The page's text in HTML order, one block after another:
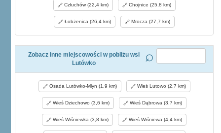
Człuchów (22,4 km) Chojnice (25,8 km)
Łobżenica (26,4 km) Mrocza (27,7 km)
Zobacz inne miejscowości w pobliżu wsi
Lutówko
Osada Lutówko-Młyn (1,9 km) Wieś Lutowo (2,7 km)
Wieś Dziechowo (3,6 km) Wieś Dąbrowa (3,7 km)
Wieś Wiśniewka (3,8 km) Wieś Wiśniewa (4,4 km)